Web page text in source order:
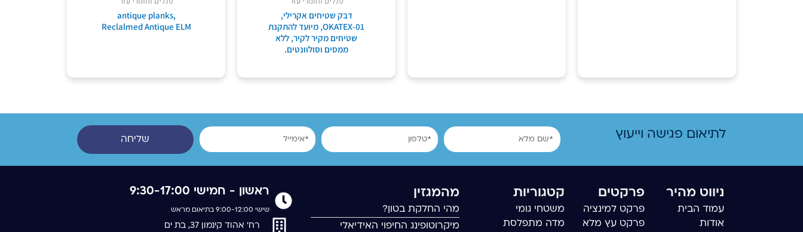
דבק שטיחים אקרילי,
OKATEX-01, מיועד להתקנת
שטיחים מקיר לקיר, ללא
ממסים וסולוונטים.
antique planks,
Reclalmed Antique ELM
לתיאום פגישה וייעוץ שם טלפון אימייל
שליחה
ניווט מהיר
עמוד הבית
אודות
פרקטים
פרקט למינציה
פרקט עץ מלא
קטגוריות
משטחי גומי
מדה מתפלסת
מהמגזין
מהי החלקת בטון?
מיקרוטופינג החיפוי האידיאלי
ראשון - חמישי 9:30-17:00
שישי 9:00-12:00 בתיאום מראש
רח' אהוד קינמון 37, בת ים